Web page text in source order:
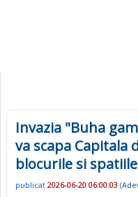
Invazia "Buha
va scapa
blocurile si
publicat 2026-06-20 06:00:03 (